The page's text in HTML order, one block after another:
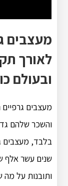
מעצבים
לאורך
ובעולם
מעצבים
והשכר שלהם
בלבד, מעצבים
שנים עשר אלף
ותובנות על מה